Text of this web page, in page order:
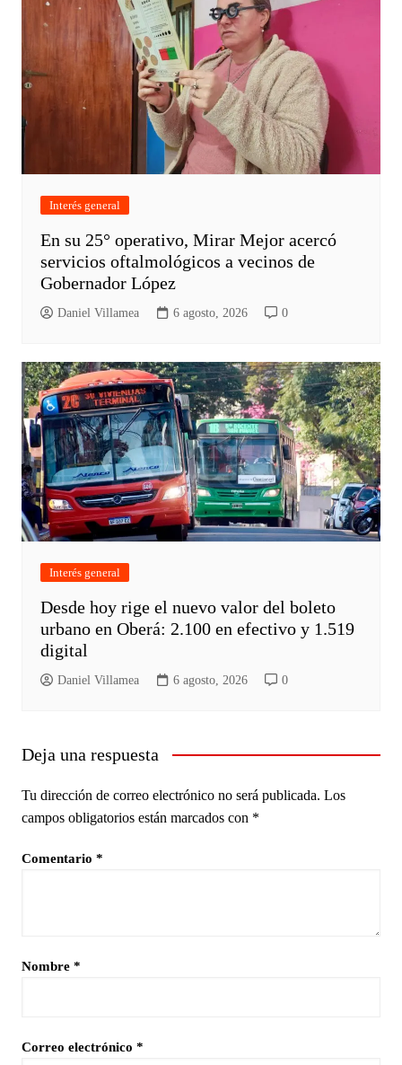
Interés general
En su 25° operativo, Mirar Mejor acercó
servicios oftalmológicos a vecinos de
Gobernador López
Daniel Villamea 6 agosto, 2026 0
Interés general
Desde hoy rige el nuevo valor del boleto
urbano en Oberá: 2.100 en efectivo y 1.519
digital
Daniel Villamea 6 agosto, 2026 0
Deja una respuesta
Tu dirección de correo electrónico no será publicada. Los
campos obligatorios están marcados con *
Comentario *
Nombre *
Correo electrónico *